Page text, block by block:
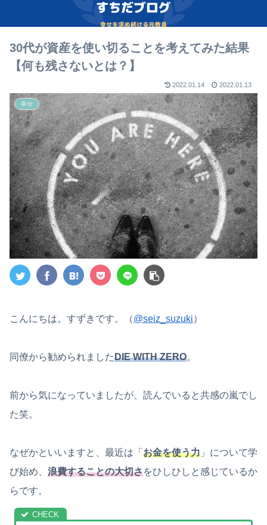
30代が資産を使い切ることを考えてみた結果
【何も残さないとは？】
2022.01.14 2022.01.13
幸せ
こんにちは。すずきです。（@seiz_suzuki）
同僚から勧められましたDIE WITH ZERO。
前から気になっていましたが、読んでいると共感の嵐でし
た笑。
なぜかといいますと、最近は「 お金を使う力 」について学
び始め、 浪費することの大切さをひしひしと感じているか
らです。